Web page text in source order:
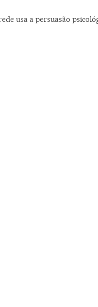
usa a persuasão